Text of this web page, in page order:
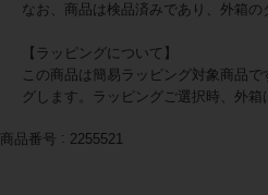
なお、商品は検品済みであり、外箱の
【ラッピングについて】
この商品は簡易ラッピング対象商品
グします。ラッピングご選択時、外箱
商品番号 2255521